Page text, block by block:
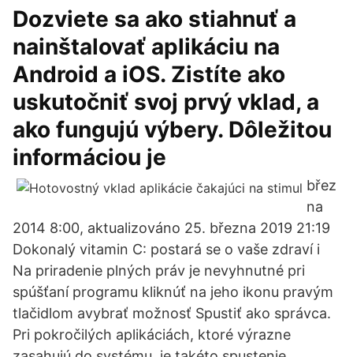
Dozviete sa ako stiahnuť a
nainštalovať aplikáciu na
Android a iOS. Zistíte ako
uskutočniť svoj prvý vklad, a
ako fungujú výbery. Dôležitou
informáciou je
břez
na
2014 8:00, aktualizováno 25. března 2019 21:19
Dokonalý vitamin C: postará se o vaše zdraví i
Na priradenie plných práv je nevyhnutné pri
spúšťaní programu kliknúť na jeho ikonu pravým
tlačidlom avybrať možnosť Spustiť ako správca.
Pri pokročilých aplikáciách, ktoré výrazne